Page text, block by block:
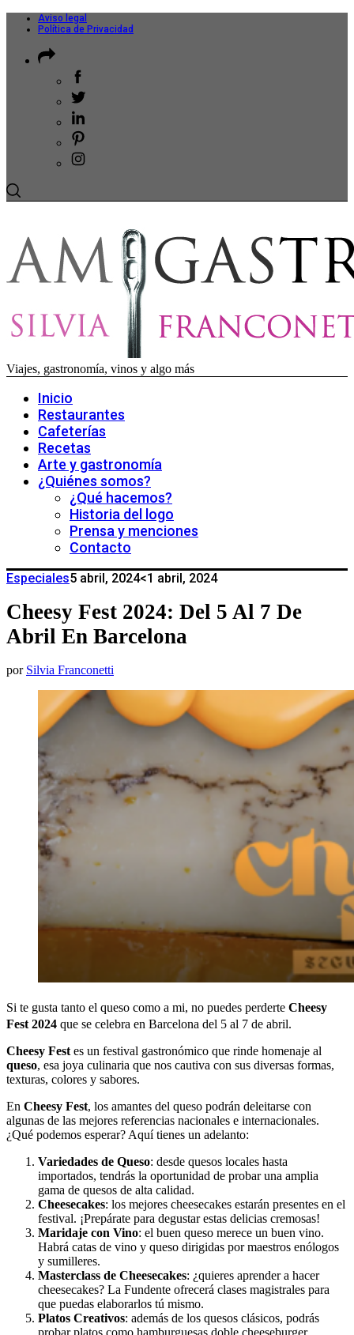
Aviso legal
Política de Privacidad
Viajes, gastronomía, vinos y algo más
Inicio
Restaurantes
Cafeterías
Recetas
Arte y gastronomía
¿Quiénes somos?
¿Qué hacemos?
Historia del logo
Prensa y menciones
Contacto
Especiales5 abril, 2024<1 abril, 2024
Cheesy Fest 2024: Del 5 Al 7 De
Abril En Barcelona
por Silvia Franconetti
Si te gusta tanto el queso como a mi, no puedes perderte Cheesy
Fest 2024 que se celebra en Barcelona del 5 al 7 de abril.
Cheesy Festes un festival gastronómico que rinde homenaje al
queso, esa joya culinaria que nos cautiva con sus diversas formas,
texturas, colores y sabores.
En Cheesy Fest, los amantes del queso podrán deleitarse con
algunas de las mejores referencias nacionales e internacionales.
¿Qué podemos esperar? Aquí tienes un adelanto:
Variedades de Queso: desde quesos locales hasta
importados, tendrás la oportunidad de probar una amplia
gama de quesos de alta calidad.
Cheesecakes: los mejores cheesecakes estarán presentes en el
festival. ¡Prepárate para degustar estas delicias cremosas!
Maridaje con Vino: el buen queso merece un buen vino.
Habrá catas de vino y queso dirigidas por maestros enólogos
y sumilleres.
Masterclass de Cheesecakes: ¿quieres aprender a hacer
cheesecakes? La Fundente ofrecerá clases magistrales para
que puedas elaborarlos tú mismo.
Platos Creativos: además de los quesos clásicos, podrás